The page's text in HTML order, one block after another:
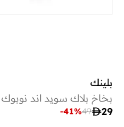
بلينك
29
49
-41%